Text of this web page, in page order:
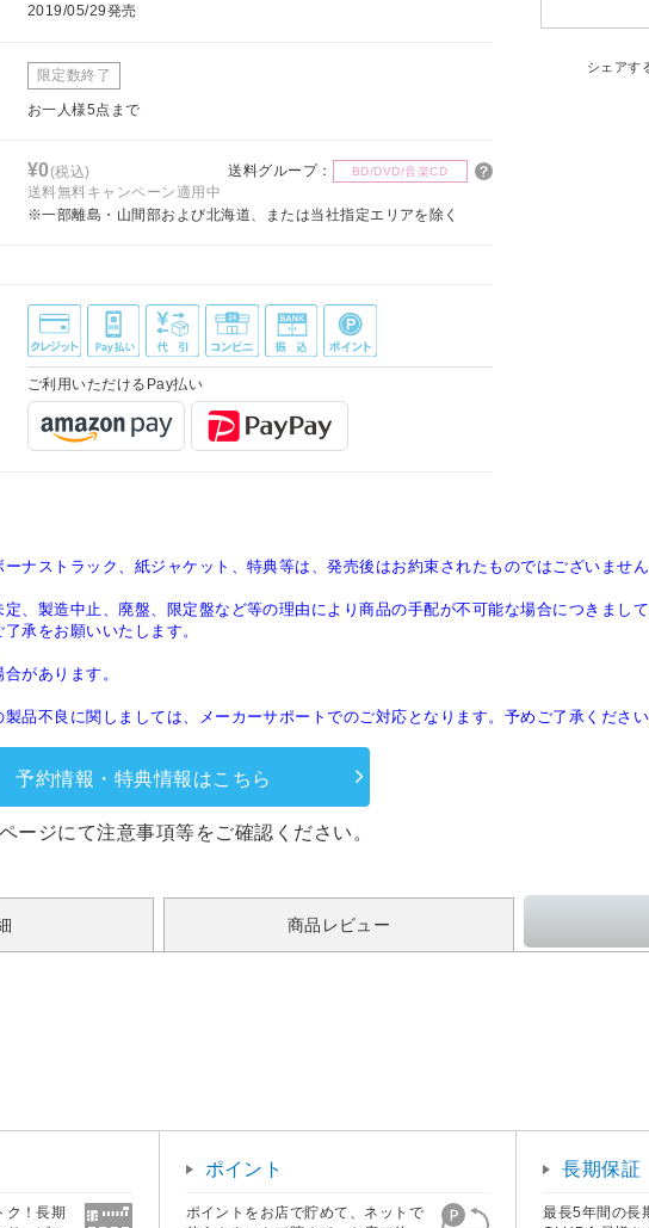
2019/05/29発売
限定数終了
お一人様5点まで
¥0(税込) 送料グループ： BD/DVD/音楽CD
送料無料キャンペーン適用中
※一部離島・山間部および北海道、または当社指定エリアを除く
ご利用いただけるPay払い
シェアす
ナストラック、紙ジャケット、特典等は、発売後はお約束されたものではございませ
、製造中止、廃盤、限定盤など等の理由により商品の手配が不可能な場合につきまし
承をお願いいたします。
があります。
不良に関しましては、メーカーサポートでのご対応となります。予めご了承ください
予約情報・特典情報はこちら
ージにて注意事項等をご確認ください。
商品レビュー
ク！長期
ポイント
ポイントをお店で貯めて、ネットで
長期保証
最長5年間の長